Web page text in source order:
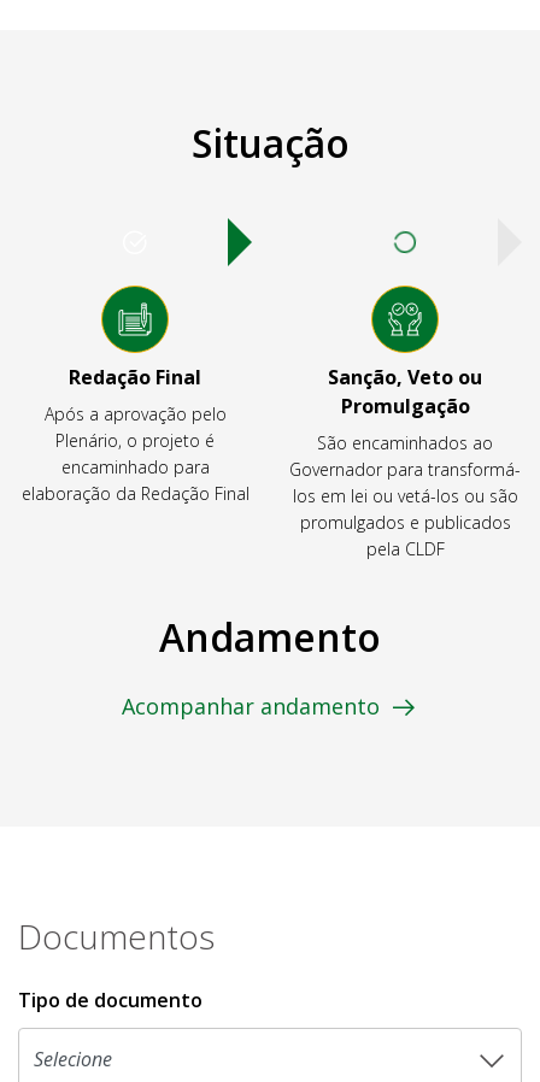
Situação
Redação Final
Após a aprovação pelo
Plenário, o projeto é
encaminhado para
elaboração da Redação Final
Sanção, Veto ou
Promulgação
São encaminhados ao
Governador para transformá-
los em lei ou vetá-los ou são
promulgados e publicados
pela CLDF
Andamento
Acompanhar andamento
Documentos
Tipo de documento